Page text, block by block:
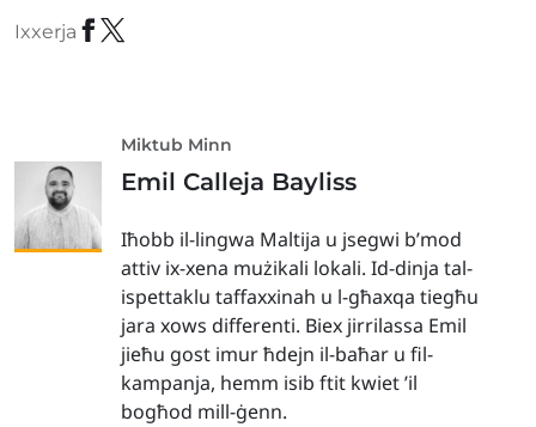
Ixxerja
Miktub Minn
Emil Calleja Bayliss
Iħobb il-lingwa Maltija u jsegwi b’mod
attiv ix-xena mużikali lokali. Id-dinja tal-
ispettaklu taffaxxinah u l-għaxqa tiegħu
jara xows differenti. Biex jirrilassa Emil
jieħu gost imur ħdejn il-baħar u fil-
kampanja, hemm isib ftit kwiet ’il
bogħod mill-ġenn.